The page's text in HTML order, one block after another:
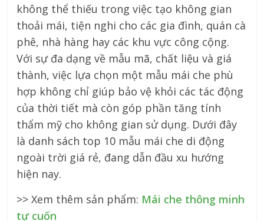
không thể thiếu trong việc tạo không gian
thoải mái, tiện nghi cho các gia đình, quán cà
phê, nhà hàng hay các khu vực công cộng.
Với sự đa dạng về mẫu mã, chất liệu và giá
thành, việc lựa chọn một mẫu mái che phù
hợp không chỉ giúp bảo vệ khỏi các tác động
của thời tiết mà còn góp phần tăng tính
thẩm mỹ cho không gian sử dụng. Dưới đây
là danh sách top 10 mẫu mái che di động
ngoài trời giá rẻ, đang dẫn đầu xu hướng
hiện nay.
>> Xem thêm sản phẩm: Mái che thông minh
tự cuốn